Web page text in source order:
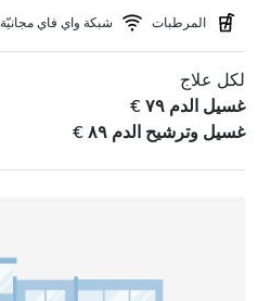
المرطبات شبكة واي فاي مجانيّة
لكل علاج
غسيل الدم ٧٩ €
غسيل وترشيح الدم ٨٩ €